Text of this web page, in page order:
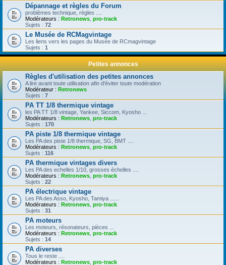
Dépannage et règles du Forum
problèmes technique, règles ....
Modérateurs : Retronews, pro-track
Sujets : 72
Le Musée de RCMagvintage
Les liens vers les pages du Musée de RCmagvintage
Sujets : 1
Petites annonces
Règles d'utilisation des petites annonces
A lire avant toute utilisation afin d'éviter toute modération
Modérateur : Retronews
Sujets : 7
PA TT 1/8 thermique vintage
les PA TT 1/8 vintage, Yankee, Siccom, Kyosho ...
Modérateurs : Retronews, pro-track
Sujets : 170
PA piste 1/8 thermique vintage
Les PA des piste 1/8 thermique, SG, BMT ....
Modérateurs : Retronews, pro-track
Sujets : 116
PA thermique vintages divers
Les PA des echelles 1/10, grosses échelles ....
Modérateurs : Retronews, pro-track
Sujets : 22
PA électrique vintage
Les PA des Asso, Kyosho, Tamiya ......
Modérateurs : Retronews, pro-track
Sujets : 31
PA moteurs
Les moteurs, résonateurs, pièces ...
Modérateurs : Retronews, pro-track
Sujets : 14
PA diverses
Tous le reste ....
Modérateurs : Retronews, pro-track